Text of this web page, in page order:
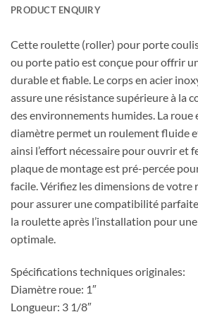
PRODUCT ENQUIRY
Cette roulette (roller) pour porte
ou porte patio est conçue pour offrir
durable et fiable. Le corps en acier
assure une résistance supérieure à la
des environnements humides. La roue
diamètre permet un roulement fluide
ainsi l’effort nécessaire pour ouvrir et
plaque de montage est pré-percée
facile. Vérifiez les dimensions de
pour assurer une compatibilité
la roulette après l’installation pour
optimale.
Spécifications techniques originales:
Diamètre roue: 1″
Longueur: 3 1/8″